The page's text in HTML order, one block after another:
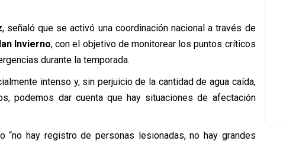
, señaló que se activó una coordinación nacional a través de
Invierno, con el objetivo de monitorear los puntos críticos
durante la temporada.
intenso y, sin perjuicio de la cantidad de agua caída,
podemos dar cuenta que hay situaciones de afectación
“no hay registro de personas lesionadas, no hay grandes